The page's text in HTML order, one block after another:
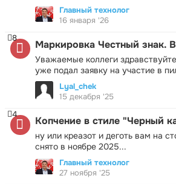
Главный технолог
16 января '26
Маркировка Честный знак.
Уважаемые коллеги
уже подал заявку на участие в
8
Lyal_chek
15 декабря '25
Копчение в стиле "Черный
ну или креазот и деготь вам на
снято в ноябре 2025...
4
Главный технолог
27 ноября '25